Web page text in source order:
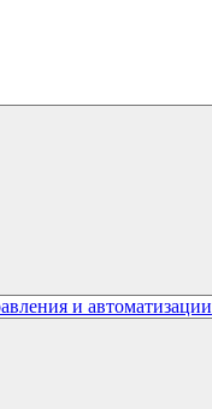
и автоматизации